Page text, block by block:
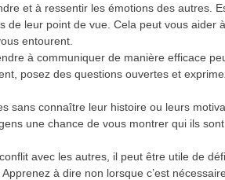
et à ressentir les émotions des autres.
de leur point de vue. Cela peut vous aider à
entourent.
à communiquer de manière efficace
posez des questions ouvertes et
sans connaître leur histoire ou leurs
une chance de vous montrer qui ils sont
avec les autres, il peut être utile de
à dire non lorsque c’est nécessaire.